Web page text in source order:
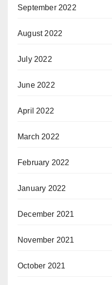
September 2022
August 2022
July 2022
June 2022
April 2022
March 2022
February 2022
January 2022
December 2021
November 2021
October 2021